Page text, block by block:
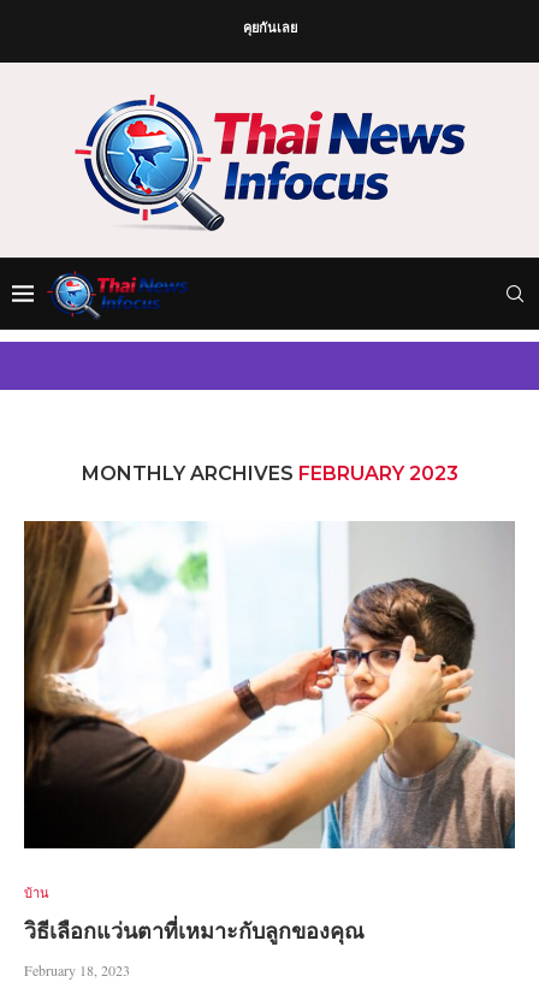
คุยกันเลย
MONTHLY ARCHIVES FEBRUARY 2023
บ้าน
วิธีเลือกแว่นตาที่เหมาะกับลูกของคุณ
February 18, 2023